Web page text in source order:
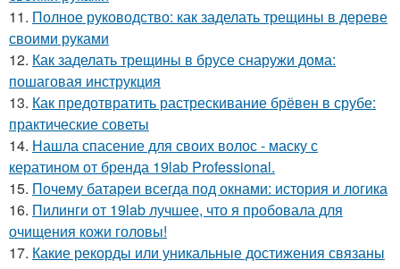
11. Полное руководство: как заделать трещины в дереве
своими руками
12. Как заделать трещины в брусе снаружи дома:
пошаговая инструкция
13. Как предотвратить растрескивание брёвен в срубе:
практические советы
14. Нашла спасение для своих волос - маску с
кератином от бренда 19lab Professional.
15. Почему батареи всегда под окнами: история и логика
16. Пилинги от 19lab лучшее, что я пробовала для
очищения кожи головы!
17. Какие рекорды или уникальные достижения связаны